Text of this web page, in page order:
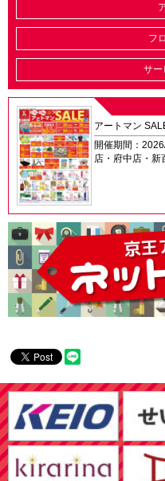
フ
サー
アートマン
開催期間：
店・府中店・新